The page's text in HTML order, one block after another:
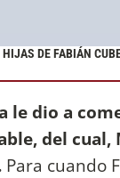
DE FABIÁN
le dio a
del cual,
Para cuando